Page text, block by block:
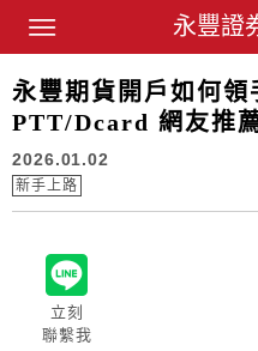
永豐業務經理杜昭逸
永豐證
Main Menu
永豐期貨開戶如何領
PTT/Dcard 網友推
2026.01.02
新手上路
立刻
聯繫我